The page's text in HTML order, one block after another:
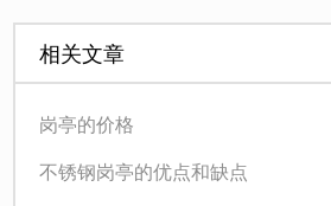
相关文章
岗亭的价格
不锈钢岗亭的优点和缺点